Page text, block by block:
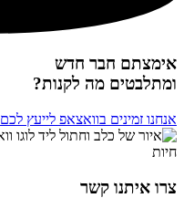
אימצתם חבר חדש
ומתלבטים מה לקנות?
אנחנו זמינים בוואצאפ לייעץ לכם
צרו איתנו קשר